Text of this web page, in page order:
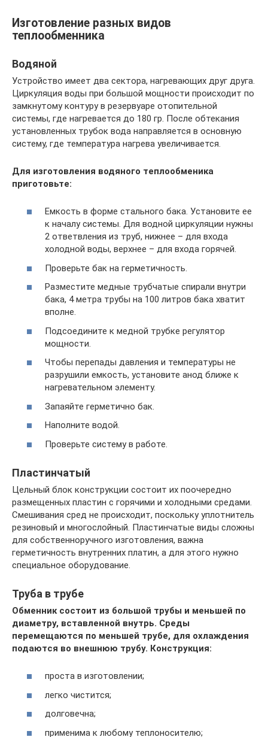
Изготовление разных видов
теплообменника
Водяной
Устройство имеет два сектора, нагревающих друг друга.
Циркуляция воды при большой мощности происходит по
замкнутому контуру в резервуаре отопительной
системы, где нагревается до 180 гр. После обтекания
установленных трубок вода направляется в основную
систему, где температура нагрева увеличивается.
Для изготовления водяного теплообменика
приготовьте:
Емкость в форме стального бака. Установите ее
к началу системы. Для водной циркуляции нужны
2 ответвления из труб, нижнее – для входа
холодной воды, верхнее – для входа горячей.
Проверьте бак на герметичность.
Разместите медные трубчатые спирали внутри
бака, 4 метра трубы на 100 литров бака хватит
вполне.
Подсоедините к медной трубке регулятор
мощности.
Чтобы перепады давления и температуры не
разрушили емкость, установите анод ближе к
нагревательном элементу.
Запаяйте герметично бак.
Наполните водой.
Проверьте систему в работе.
Пластинчатый
Цельный блок конструкции состоит их поочередно
размещенных пластин с горячими и холодными средами.
Смешивания сред не происходит, поскольку уплотнитель
резиновый и многослойный. Пластинчатые виды сложны
для собственноручного изготовления, важна
герметичность внутренних платин, а для этого нужно
специальное оборудование.
Труба в трубе
Обменник состоит из большой трубы и меньшей по
диаметру, вставленной внутрь. Среды
перемещаются по меньшей трубе, для охлаждения
подаются во внешнюю трубу. Конструкция:
проста в изготовлении;
легко чистится;
долговечна;
применима к любому теплоносителю;